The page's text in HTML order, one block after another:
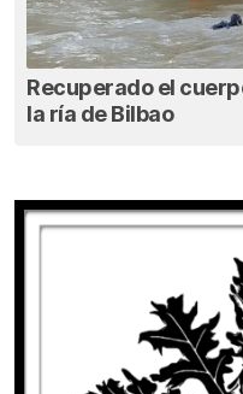
Recuperado el
la ría de Bilbao